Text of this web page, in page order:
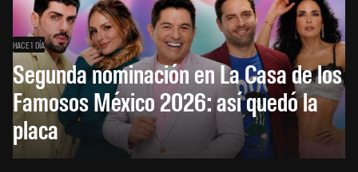
HACE 1 DÍA
Segunda nominación en La Casa de los
Famosos México 2026: así quedó la
placa